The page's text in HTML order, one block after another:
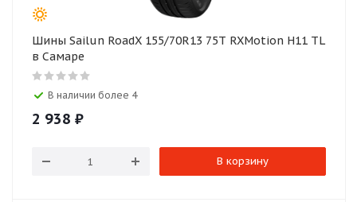
Шины Sailun RoadX 155/70R13 75T RXMotion H11 TL
в Самаре
В наличии более 4
2 938 ₽
В корзину